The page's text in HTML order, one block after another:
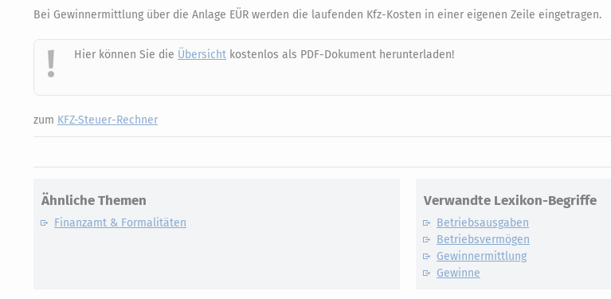
Bei Gewinnermittlung über die Anlage EÜR werden die laufenden Kfz-Kosten in einer eigenen Zeile eingetragen.
Hier können Sie die Übersicht kostenlos als PDF-Dokument herunterladen!
zum KFZ-Steuer-Rechner
Ähnliche Themen
Finanzamt & Formalitäten
Verwandte Lexikon-Begriffe
Betriebsausgaben
Betriebsvermögen
Gewinnermittlung
Gewinne